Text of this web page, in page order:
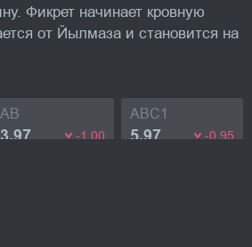
Фикрет начинает кровную
от Йылмаза и становится на
AB
3.97 -1.00
ABC1
5.97 -0.95